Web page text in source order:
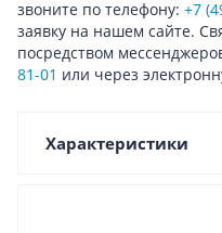
звоните по телефону: +7
заявку на нашем сайте.
посредством
81-01 или через
Характеристики